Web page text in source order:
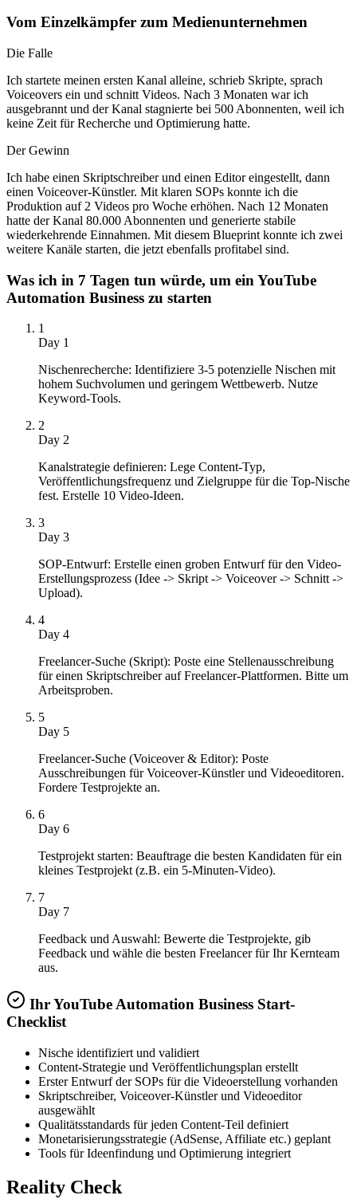
Vom Einzelkämpfer zum Medienunternehmen
Die Falle
Ich startete meinen ersten Kanal alleine, schrieb Skripte, sprach
Voiceovers ein und schnitt Videos. Nach 3 Monaten war ich
ausgebrannt und der Kanal stagnierte bei 500 Abonnenten, weil ich
keine Zeit für Recherche und Optimierung hatte.
Der Gewinn
Ich habe einen Skriptschreiber und einen Editor eingestellt, dann
einen Voiceover-Künstler. Mit klaren SOPs konnte ich die
Produktion auf 2 Videos pro Woche erhöhen. Nach 12 Monaten
hatte der Kanal 80.000 Abonnenten und generierte stabile
wiederkehrende Einnahmen. Mit diesem Blueprint konnte ich zwei
weitere Kanäle starten, die jetzt ebenfalls profitabel sind.
Was ich in 7 Tagen tun würde, um ein YouTube
Automation Business zu starten
1
Day 1
Nischenrecherche: Identifiziere 3-5 potenzielle Nischen mit
hohem Suchvolumen und geringem Wettbewerb. Nutze
Keyword-Tools.
2
Day 2
Kanalstrategie definieren: Lege Content-Typ,
Veröffentlichungsfrequenz und Zielgruppe für die Top-Nische
fest. Erstelle 10 Video-Ideen.
3
Day 3
SOP-Entwurf: Erstelle einen groben Entwurf für den Video-
Erstellungsprozess (Idee -> Skript -> Voiceover -> Schnitt ->
Upload).
4
Day 4
Freelancer-Suche (Skript): Poste eine Stellenausschreibung
für einen Skriptschreiber auf Freelancer-Plattformen. Bitte um
Arbeitsproben.
5
Day 5
Freelancer-Suche (Voiceover & Editor): Poste
Ausschreibungen für Voiceover-Künstler und Videoeditoren.
Fordere Testprojekte an.
6
Day 6
Testprojekt starten: Beauftrage die besten Kandidaten für ein
kleines Testprojekt (z.B. ein 5-Minuten-Video).
7
Day 7
Feedback und Auswahl: Bewerte die Testprojekte, gib
Feedback und wähle die besten Freelancer für Ihr Kernteam
aus.
Ihr YouTube Automation Business Start-
Checklist
Nische identifiziert und validiert
Content-Strategie und Veröffentlichungsplan erstellt
Erster Entwurf der SOPs für die Videoerstellung vorhanden
Skriptschreiber, Voiceover-Künstler und Videoeditor
ausgewählt
Qualitätsstandards für jeden Content-Teil definiert
Monetarisierungsstrategie (AdSense, Affiliate etc.) geplant
Tools für Ideenfindung und Optimierung integriert
Reality Check